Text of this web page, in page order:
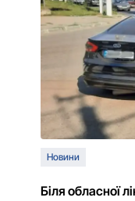
Новини
Біля обласної